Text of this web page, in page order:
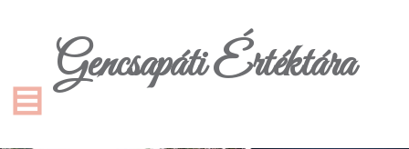
Gencsapáti Értéktára